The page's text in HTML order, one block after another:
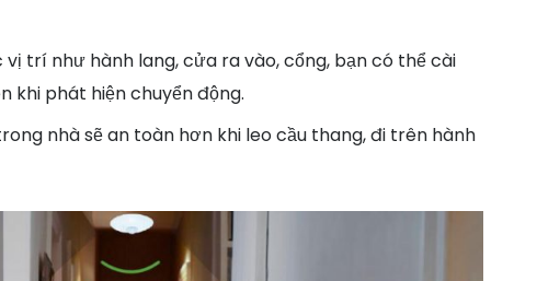
vị trí như hành lang, cửa ra vào, cổng, bạn có thể cài
khi phát hiện chuyển động.
nhà sẽ an toàn hơn khi leo cầu thang, đi trên hành